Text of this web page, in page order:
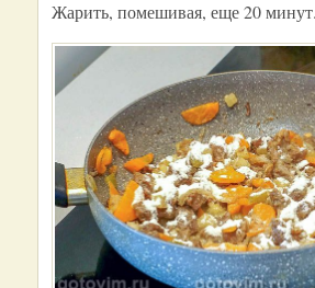
Жарить, помешивая, еще 20 минут.